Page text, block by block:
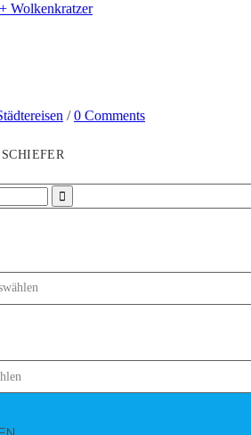
Wolkenkratzer
/0 Comments